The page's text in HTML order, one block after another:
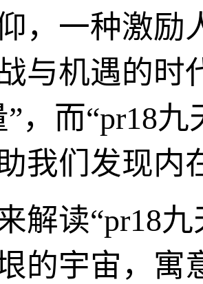
，一种激励
与机遇的时
”，而“pr18
我们发现内
解读“pr18
的宇宙，寓